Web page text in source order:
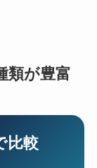
類が豊富
比較